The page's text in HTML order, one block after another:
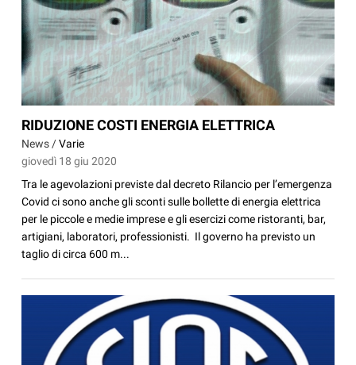
RIDUZIONE COSTI ENERGIA ELETTRICA
News /Varie
giovedì 18 giu 2020
Tra le agevolazioni previste dal decreto Rilancio per l’emergenza
Covid ci sono anche gli sconti sulle bollette di energia elettrica
per le piccole e medie imprese e gli esercizi come ristoranti, bar,
artigiani, laboratori, professionisti. Il governo ha previsto un
taglio di circa 600 m...